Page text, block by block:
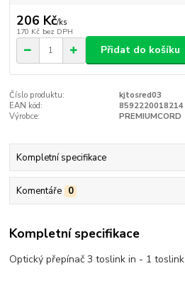
206 Kč/ks
170 Kč bez DPH
Přidat do košíku
Číslo produktu:
kjtosred03
EAN kód:
8592220018214
Výrobce:
PREMIUMCORD
Kompletní specifikace
Komentáře 0
Kompletní specifikace
Optický přepínač 3 toslink in - 1 toslink